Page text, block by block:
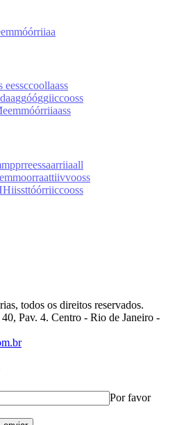
emmóórriiaa
eessccoollaass
daaggóóggiiccooss
eemmóórriiaass
mpprreessaarriiaall
emmoorraattiivvooss
Hiissttóórriiccooss
todos os direitos reservados.
Pav. 4. Centro - Rio de Janeiro -
Por favor